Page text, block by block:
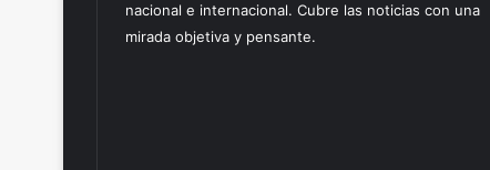
nacional e internacional. Cubre las noticias con una
mirada objetiva y pensante.